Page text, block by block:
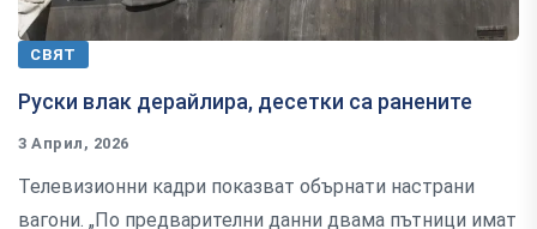
СВЯТ
Руски влак дерайлира, десетки са ранените
3 Април, 2026
Телевизионни кадри показват обърнати настрани
вагони. „По предварителни данни двама пътници имат